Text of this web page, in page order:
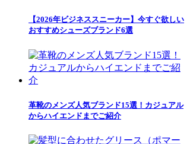
【2026年ビジネススニーカー】今すぐ欲しい
おすすめシューズブランド6選
革靴のメンズ人気ブランド15選！カジュアル
からハイエンドまでご紹介